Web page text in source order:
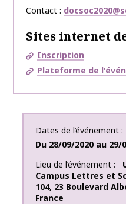
Contact
Sites internet
Inscription
Plateforme de
Dates de l’événement
Du 28/09/2020 au 29/
Lieu de l’événement
Campus Lettres et
104, 23 Boulevard
France